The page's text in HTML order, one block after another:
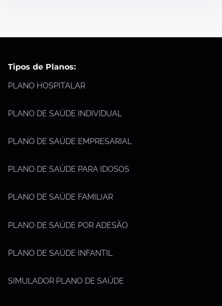
Tipos de Planos:
PLANO HOSPITALAR
PLANO DE SAÚDE INDIVIDUAL
PLANO DE SAÚDE EMPRESARIAL
PLANO DE SAÚDE PARA IDOSOS
PLANO DE SAÚDE FAMILIAR
PLANO DE SAÚDE POR ADESÃO
PLANO DE SAÚDE INFANTIL
SIMULADOR PLANO DE SAÚDE